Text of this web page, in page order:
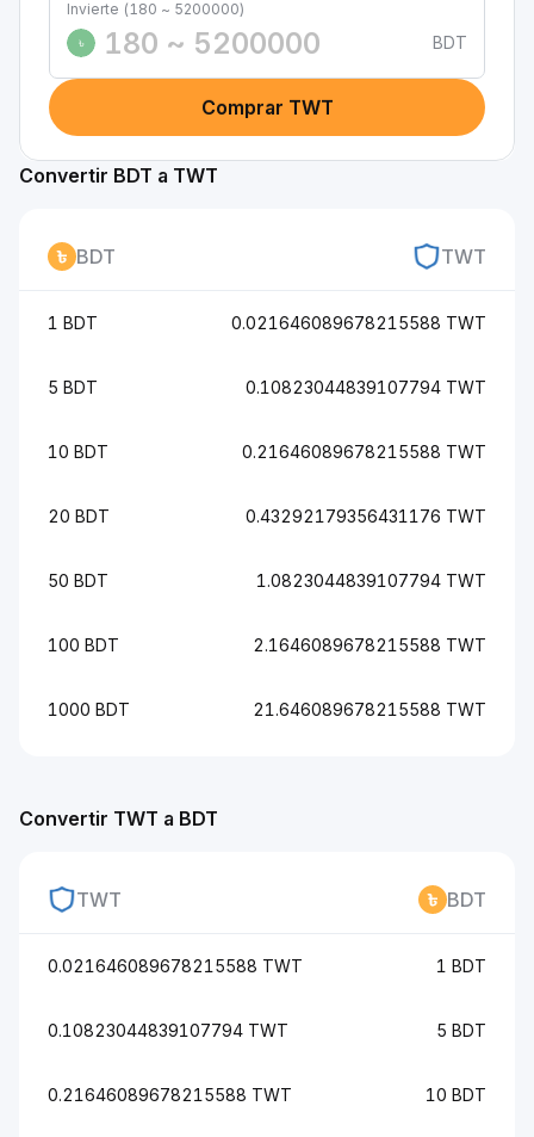
Invierte (180 ~ 5200000)
৳
BDT
Comprar TWT
Convertir TWT a BDT
TWT BDT
0.021646089678215588 TWT 1 BDT
0.10823044839107794 TWT 5 BDT
0.21646089678215588 TWT 10 BDT
Convertir BDT a TWT
BDT TWT
1 BDT 0.021646089678215588 TWT
5 BDT 0.10823044839107794 TWT
10 BDT 0.21646089678215588 TWT
20 BDT 0.43292179356431176 TWT
50 BDT 1.0823044839107794 TWT
100 BDT 2.1646089678215588 TWT
1000 BDT 21.646089678215588 TWT